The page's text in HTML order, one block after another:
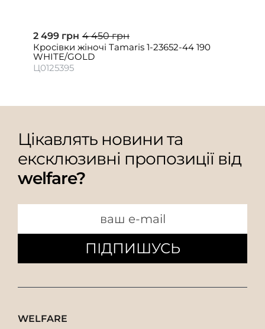
2 499 грн 4 450 грн
Кросівки жіночі Tamaris 1-23652-44 190
WHITE/GOLD
Ц0125395
Цікавлять новини та
ексклюзивні пропозиції від
welfare?
ПІДПИШУСЬ
WELFARE